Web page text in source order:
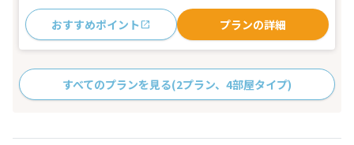
おすすめポイント プランの詳細
すべてのプランを見る(2プラン、4部屋タイプ)